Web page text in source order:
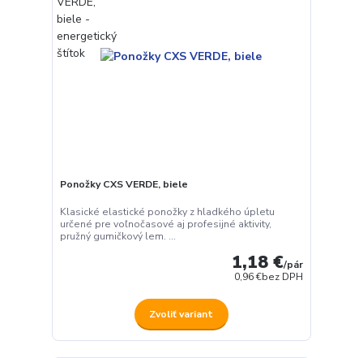
Ponožky CXS VERDE, biele
Klasické elastické ponožky z hladkého úpletu
určené pre voľnočasové aj profesijné aktivity,
pružný gumičkový lem. ...
1,18 €/pár
0,96 €bez DPH
Zvoliť variant